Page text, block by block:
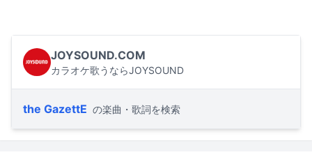
JOYSOUND.COM
カラオケ歌うならJOYSOUND
the GazettE の楽曲・歌詞を検索